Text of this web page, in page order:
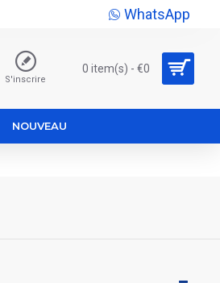
WhatsApp
S'inscrire
0 item(s) - €0
NOUVEAU